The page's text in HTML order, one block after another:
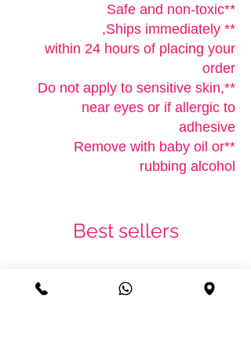
**Safe and non-toxic
** Ships immediately,
within 24 hours of placing your
order
**Do not apply to sensitive skin,
near eyes or if allergic to
adhesive
**Remove with baby oil or
rubbing alcohol
Best sellers